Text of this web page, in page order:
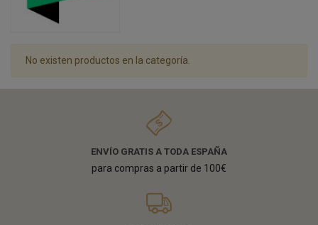
No existen productos en la categoría.
ENVÍO GRATIS A TODA ESPAÑA
para compras a partir de 100€